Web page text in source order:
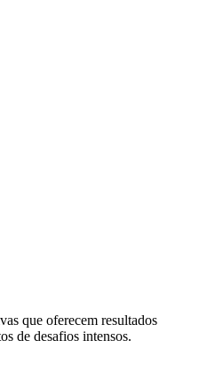
que oferecem resultados
de desafios intensos.